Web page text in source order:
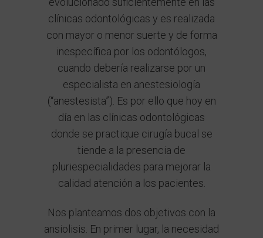
clínicas odontológicas y es realizada
con mayor o menor suerte y de forma
inespecífica por los odontólogos,
cuando debería realizarse por un
especialista en anestesiología
(“anestesista”). Es por ello que hoy en
día en las clínicas odontológicas
donde se practique cirugía bucal se
tiende a la presencia de
pluriespecialidades para mejorar la
calidad atención a los pacientes.
Nos planteamos dos objetivos con la
ansiolisis. En primer lugar, la necesidad